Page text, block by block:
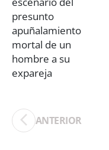
ANTERIOR